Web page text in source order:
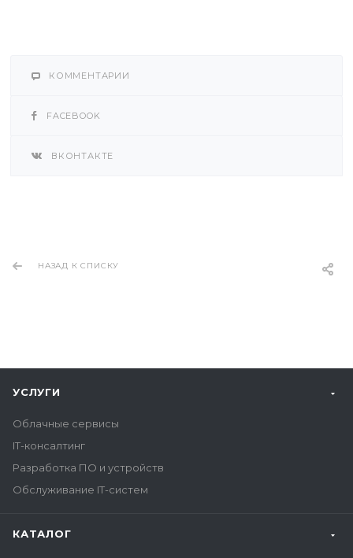
КОММЕНТАРИИ
FACEBOOK
ВКОНТАКТЕ
НАЗАД К СПИСКУ
УСЛУГИ
Облачные сервисы
IT-консалтинг
Разработка ПО и устройств
Обслуживание IT-систем
КАТАЛОГ